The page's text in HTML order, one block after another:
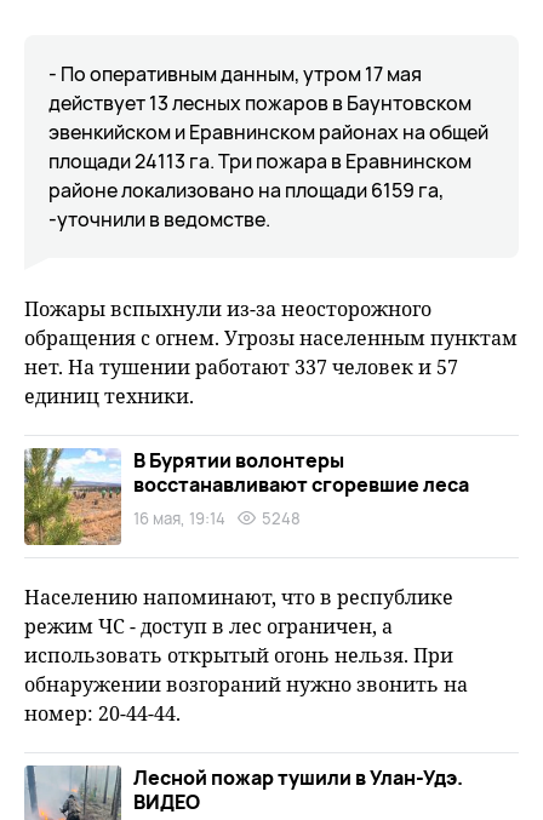
- По оперативным данным, утром 17 мая
действует 13 лесных пожаров в Баунтовском
эвенкийском и Еравнинском районах на общей
площади 24113 га. Три пожара в Еравнинском
районе локализовано на площади 6159 га,
-уточнили в ведомстве.
Пожары вспыхнули из-за неосторожного
обращения с огнем. Угрозы населенным пунктам
нет. На тушении работают 337 человек и 57
единиц техники.
В Бурятии волонтеры
восстанавливают сгоревшие леса
16 мая, 19:14 5248
Населению напоминают, что в республике
режим ЧС - доступ в лес ограничен, а
использовать открытый огонь нельзя. При
обнаружении возгораний нужно звонить на
номер: 20-44-44.
Лесной пожар тушили в Улан-Удэ.
ВИДЕО